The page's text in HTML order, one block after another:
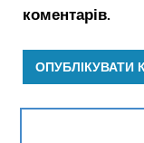
коментарів.